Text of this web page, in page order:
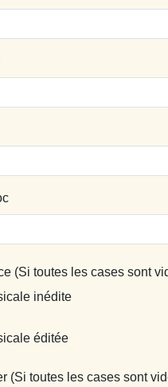
(Si toutes les cases sont
inédite
éditée
(Si toutes les cases sont